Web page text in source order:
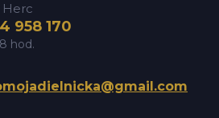
Herc
958 170
hod.